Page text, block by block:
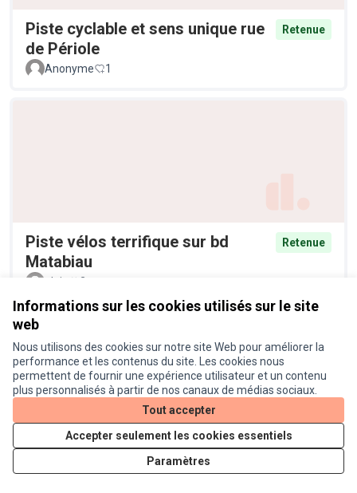
Informations sur les cookies utilisés sur le site
web
Nous utilisons des cookies sur notre site Web pour améliorer la
performance et les contenus du site. Les cookies nous
permettent de fournir une expérience utilisateur et un contenu
plus personnalisés à partir de nos canaux de médias sociaux.
Tout accepter
Accepter seulement les cookies essentiels
Paramètres
Piste cyclable et sens unique rue
de Périole
Retenue
Anonyme 1
Piste vélos terrifique sur bd
Matabiau
Retenue
alain 2
Plantation d'arbres et
diversification de la palette